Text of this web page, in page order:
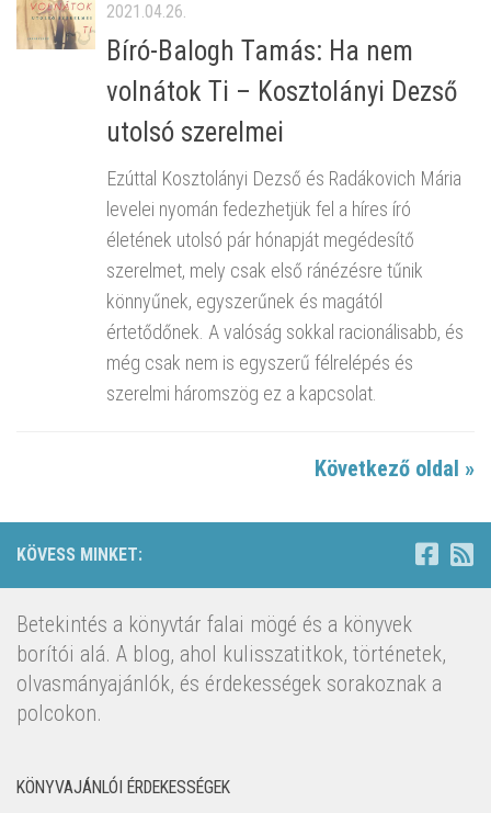
2021.04.26.
Bíró-Balogh Tamás: Ha nem
volnátok Ti – Kosztolányi Dezső
utolsó szerelmei
Ezúttal Kosztolányi Dezső és Radákovich Mária
levelei nyomán fedezhetjük fel a híres író
életének utolsó pár hónapját megédesítő
szerelmet, mely csak első ránézésre tűnik
könnyűnek, egyszerűnek és magától
értetődőnek. A valóság sokkal racionálisabb, és
még csak nem is egyszerű félrelépés és
szerelmi háromszög ez a kapcsolat.
Következő oldal »
KÖVESS MINKET:
Betekintés a könyvtár falai mögé és a könyvek
borítói alá. A blog, ahol kulisszatitkok, történetek,
olvasmányajánlók, és érdekességek sorakoznak a
polcokon.
KÖNYVAJÁNLÓI ÉRDEKESSÉGEK